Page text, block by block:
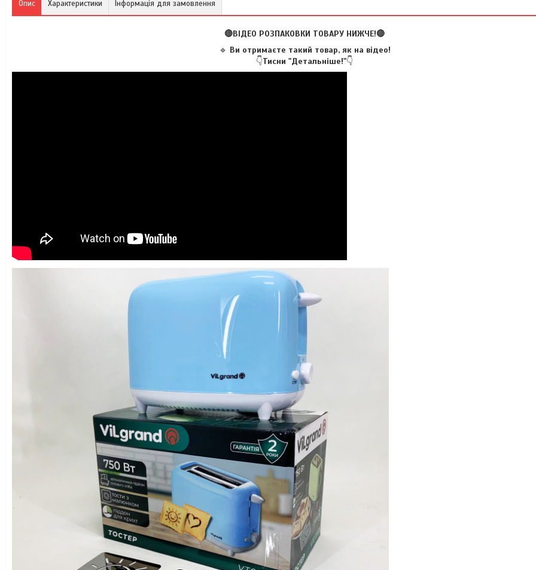
Опис Характеристики Інформація для замовлення
🔴ВІДЕО РОЗПАКОВКИ ТОВАРУ НИЖЧЕ!🔴
🔹 Ви отримаєте такий товар, як на відео!
👇Тисни "Детальніше!"👇